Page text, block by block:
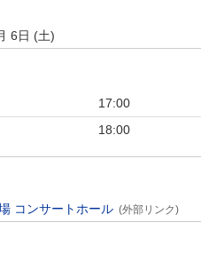
6日 (土)
17:00
18:00
コンサートホール (外部リンク)